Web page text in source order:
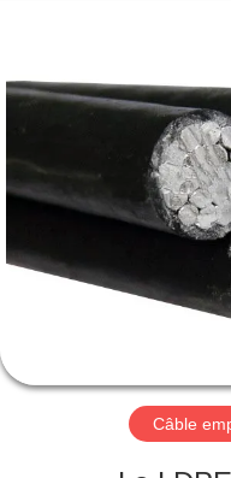
MAISON
PRODUITS
VIDÉOS
AU
SUJET
All
Rights
Reserved.
Câble